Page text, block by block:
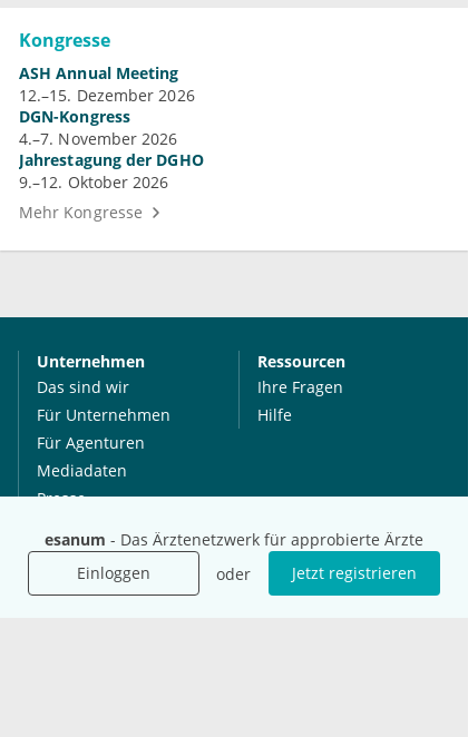
esanum - Das Ärztenetzwerk für approbierte Ärzte
Einloggen
oder Jetzt registrieren
Kongresse
ASH Annual Meeting
12.–15. Dezember 2026
DGN-Kongress
4.–7. November 2026
Jahrestagung der DGHO
9.–12. Oktober 2026
Mehr Kongresse
Unternehmen
Das sind wir
Für Unternehmen
Für Agenturen
Mediadaten
Presse
Jobs
Ressourcen
Ihre Fragen
Hilfe